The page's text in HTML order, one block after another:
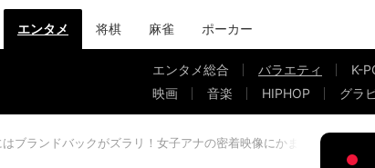
エンタメ 将棋 麻雀 ポーカー
エンタメ総合 バラエティ K-
映画
音楽 HIPHOP グラ
ブランドバックがズラリ！女子アナの密着映像にかまいたち「港区